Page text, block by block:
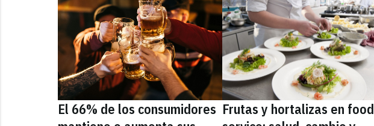
El 66% de los consumidores Frutas y hortalizas en food